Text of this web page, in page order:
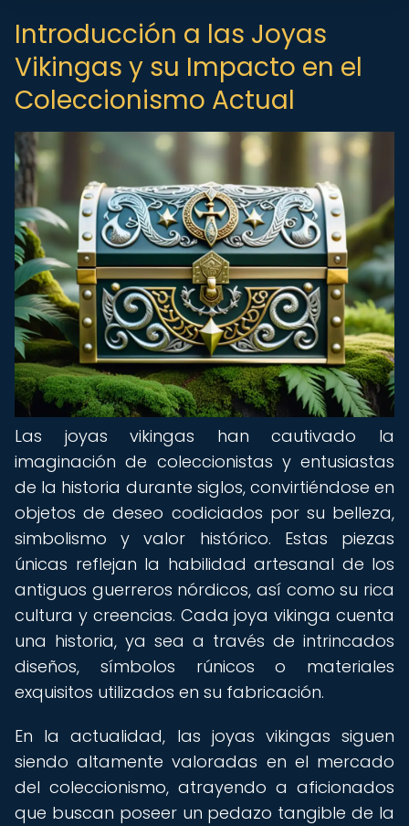
Introducción a las Joyas
Vikingas y su Impacto en el
Coleccionismo Actual
Las joyas vikingas han cautivado la
imaginación de coleccionistas y entusiastas
de la historia durante siglos, convirtiéndose en
objetos de deseo codiciados por su belleza,
simbolismo y valor histórico. Estas piezas
únicas reflejan la habilidad artesanal de los
antiguos guerreros nórdicos, así como su rica
cultura y creencias. Cada joya vikinga cuenta
una historia, ya sea a través de intrincados
diseños, símbolos rúnicos o materiales
exquisitos utilizados en su fabricación.
En la actualidad, las joyas vikingas siguen
siendo altamente valoradas en el mercado
del coleccionismo, atrayendo a aficionados
que buscan poseer un pedazo tangible de la